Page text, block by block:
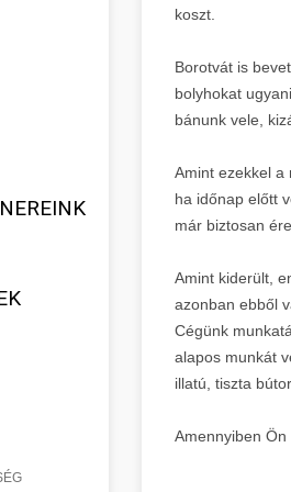
koszt.
Borotvát is
bolyhokat
bánunk vele,
Amint ezekkel a
ha időnap előtt
már biztosan
Amint kiderült,
azonban ebből
Cégünk
alapos munkát
illatú, tiszta
Amennyiben